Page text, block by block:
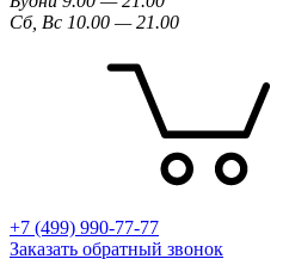
Сб, Вс 10.00 — 21.00
+7 (499) 990-77-77
Заказать обратный звонок